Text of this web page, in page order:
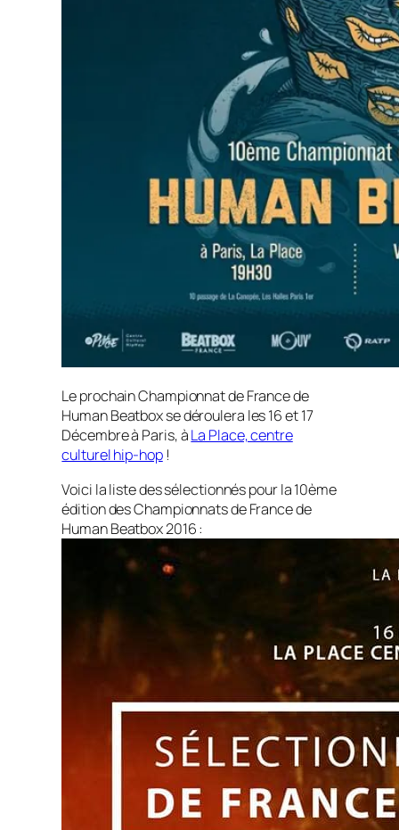
Le prochain Championnat de France de
Human Beatbox se déroulera les 16 et 17
Décembre à Paris, àLa Place, centre
culturel hip-hop!
Voici la liste des sélectionnés pour la 10ème
édition des Championnats de France de
Human Beatbox 2016 :